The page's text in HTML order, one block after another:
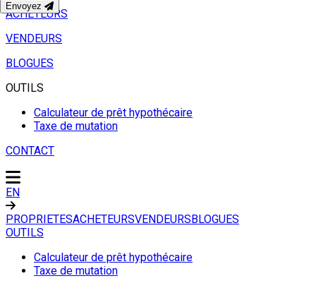
ACHETEURS
VENDEURS
BLOGUES
OUTILS
Calculateur de prêt hypothécaire
Taxe de mutation
CONTACT
EN
PROPRIETESACHETEURSVENDEURSBLOGUES
OUTILS
Calculateur de prêt hypothécaire
Taxe de mutation
Envoyez